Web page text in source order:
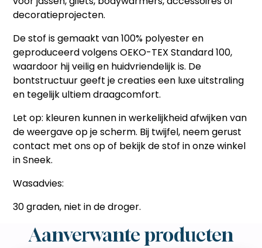
decoratieprojecten.
De stof is gemaakt van 100% polyester en
geproduceerd volgensOEKO-TEX Standard 100,
waardoor hij veilig en huidvriendelijk is. De
bontstructuur geeft je creaties een luxe uitstraling
en tegelijk ultiem draagcomfort.
Let op: kleuren kunnen in werkelijkheid afwijken van
de weergave op je scherm. Bij twijfel, neem gerust
contact met ons op of bekijk de stof in onze winkel
in Sneek.
Wasadvies:
30 graden, niet in de droger.
Aanverwante producten